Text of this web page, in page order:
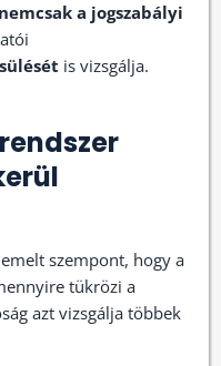
nemcsak a jogszabályi
is vizsgálja.
szempont, hogy a
tükrözi a
azt vizsgálja többek